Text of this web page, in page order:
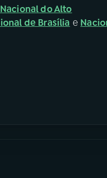
do Alto
de Brasília e